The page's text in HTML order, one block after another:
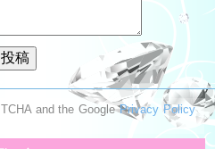
and the GooglePrivacy Policy